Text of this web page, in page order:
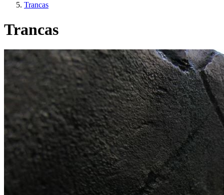
Trancas
Trancas